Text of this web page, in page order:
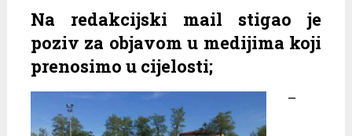
Na redakcijski mail stigao je
poziv za objavom u medijima koji
prenosimo u cijelosti;
–